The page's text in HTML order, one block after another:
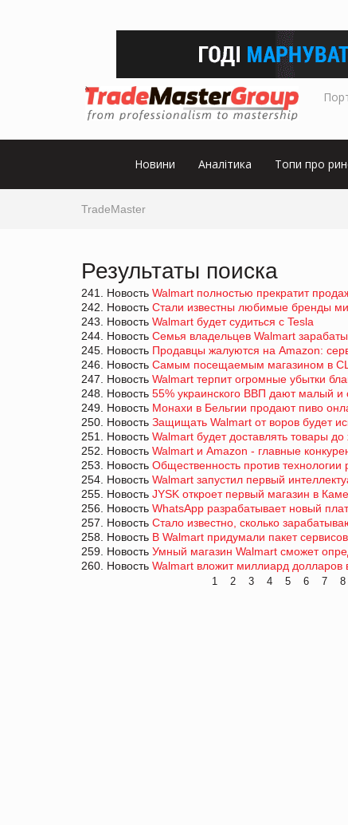
Новини Аналітика Топи про
TradeMaster
Результаты поиска
241. Новость Walmart полностью прекратит
242. Новость Стали известны любимые бренды
243. Новость Walmart будет судиться с Tesla
244. Новость Семья владельцев Walmart
245. Новость Продавцы жалуются на Amazon:
246. Новость Самым посещаемым магазином в
247. Новость Walmart терпит огромные убытки
248. Новость 55% украинского ВВП дают малый и
249. Новость Монахи в Бельгии продают пиво
250. Новость Защищать Walmart от воров будет
251. Новость Walmart будет доставлять товары до
252. Новость Walmart и Amazon - главные
253. Новость Общественность против технологии
254. Новость Walmart запустил первый
255. Новость JYSK откроет первый магазин в
256. Новость WhatsApp разрабатывает новый
257. Новость Стало известно, сколько
258. Новость В Walmart придумали пакет
259. Новость Умный магазин Walmart сможет
260. Новость Walmart вложит миллиард долларов
1 2 3 4 5 6 7 8